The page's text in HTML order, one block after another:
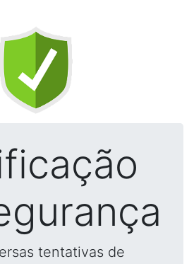
tentativas de